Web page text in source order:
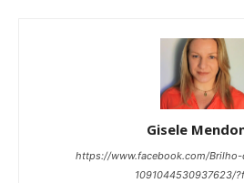
Gisele
https://www.facebook.com/
1091044530937623/